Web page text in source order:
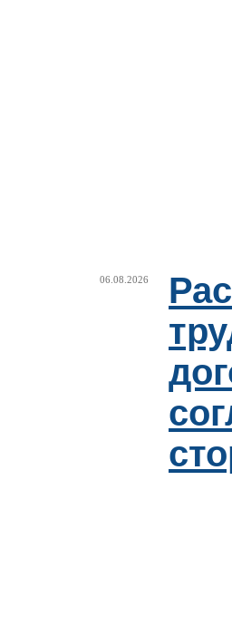
06.08.2026